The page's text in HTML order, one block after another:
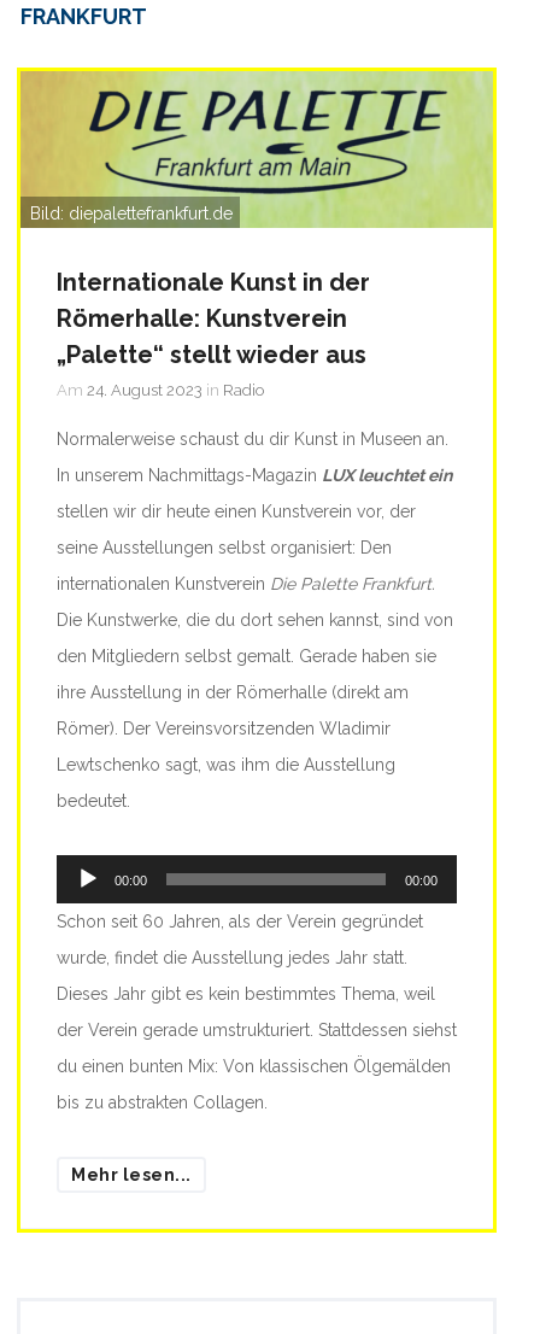
FRANKFURT
Bild: diepalettefrankfurt.de
Internationale Kunst in der
Römerhalle: Kunstverein
„Palette“ stellt wieder aus
Am 24. August 2023 in Radio
Normalerweise schaust du dir Kunst in Museen an.
In unserem Nachmittags-Magazin LUX leuchtet ein
stellen wir dir heute einen Kunstverein vor, der
seine Ausstellungen selbst organisiert: Den
internationalen Kunstverein Die Palette Frankfurt.
Die Kunstwerke, die du dort sehen kannst, sind von
den Mitgliedern selbst gemalt. Gerade haben sie
ihre Ausstellung in der Römerhalle (direkt am
Römer). Der Vereinsvorsitzenden Wladimir
Lewtschenko sagt, was ihm die Ausstellung
bedeutet.
Audio-
Player
00:00 00:00
Schon seit 60 Jahren, als der Verein gegründet
wurde, findet die Ausstellung jedes Jahr statt.
Dieses Jahr gibt es kein bestimmtes Thema, weil
der Verein gerade umstrukturiert. Stattdessen siehst
du einen bunten Mix: Von klassischen Ölgemälden
bis zu abstrakten Collagen.
Mehr lesen...